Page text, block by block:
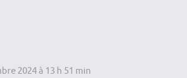
2024 à 13 h 51 min